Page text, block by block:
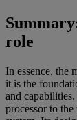
role
In essence, the
it is the
and
processor to